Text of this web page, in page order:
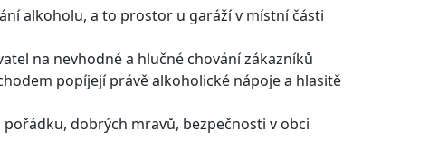
alkoholu, a to prostor u garáží v místní části
na nevhodné a hlučné chování zákazníků
popíjejí právě alkoholické nápoje a hlasitě
dobrých mravů, bezpečnosti v obci